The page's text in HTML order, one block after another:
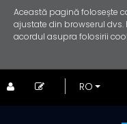
Această pagină folosește
ajustate din browserul
acordul asupra folosirii